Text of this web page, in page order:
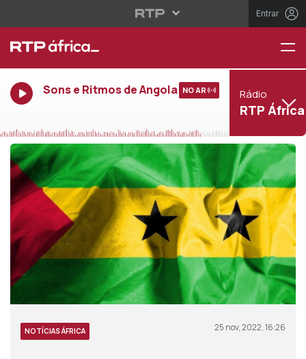
Entrar
Sons e Ritmos de Angola NO AR Rádio
RTP África
NOTÍCIAS ÁFRICA 25 nov, 2022, 16:26